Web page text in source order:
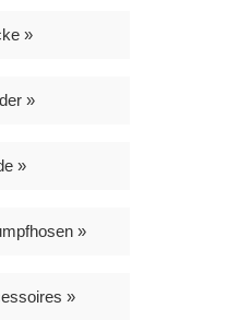
»
»
»
»
»